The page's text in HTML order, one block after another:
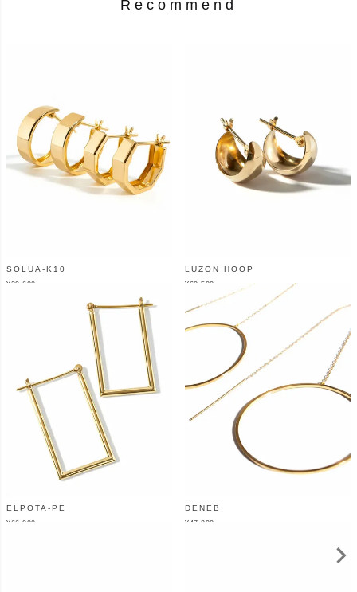
Recommend
SOLUA-K10
¥39,600
LUZON HOOP
¥60,500
ELPOTA-PE
¥66,000
DENEB
¥ 47,300